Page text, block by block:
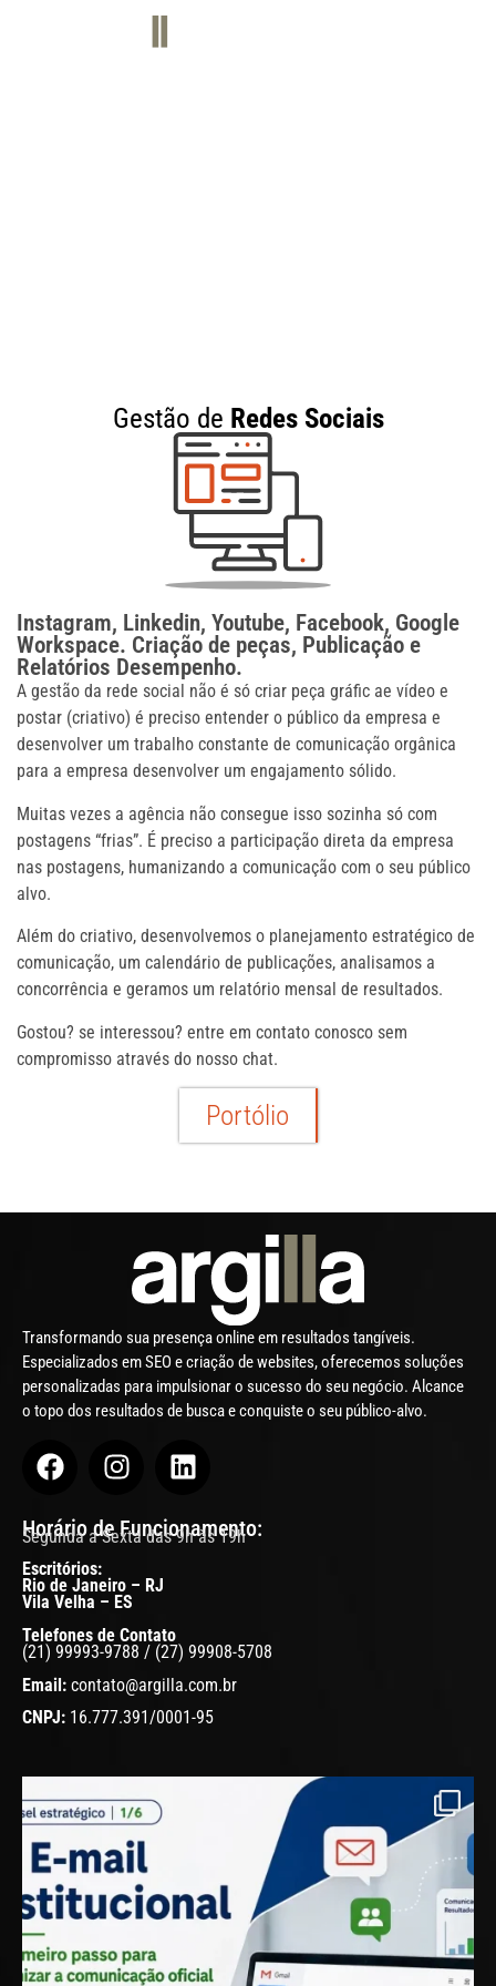
Gestão de Redes Sociais
Instagram, Linkedin, Youtube, Facebook, Google
Workspace. Criação de peças, Publicação e
Relatórios Desempenho.
A gestão da rede social não é só criar peça gráfic ae vídeo e
postar (criativo) é preciso entender o público da empresa e
desenvolver um trabalho constante de comunicação orgânica
para a empresa desenvolver um engajamento sólido.
Muitas vezes a agência não consegue isso sozinha só com
postagens “frias”. É preciso a participação direta da empresa
nas postagens, humanizando a comunicação com o seu público
alvo.
Além do criativo, desenvolvemos o planejamento estratégico de
comunicação, um calendário de publicações, analisamos a
concorrência e geramos um relatório mensal de resultados.
Gostou? se interessou? entre em contato conosco sem
compromisso através do nosso chat.
Portólio
Transformando sua presença online em resultados tangíveis.
Especializados em SEO e criação de websites, oferecemos soluções
personalizadas para impulsionar o sucesso do seu negócio. Alcance
o topo dos resultados de busca e conquiste o seu público-alvo.
Horário de Funcionamento:
Segunda a Sexta das 9h às 19h
Escritórios:
Rio de Janeiro – RJ
Vila Velha – ES
Telefones de Contato
(21) 99993-9788 / (27) 99908-5708
Email: contato@argilla.com.br
CNPJ: 16.777.391/0001-95